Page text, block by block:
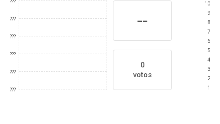
???
???
???
???
???
???
--
0
votos
10
9
8
7
6
5
4
3
2
1